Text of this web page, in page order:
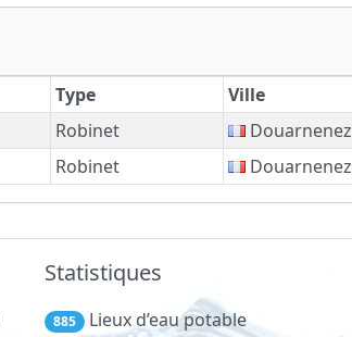
Type Ville
Robinet Douarnenez
Robinet Douarnenez
Statistiques
885 Lieux d’eau potable